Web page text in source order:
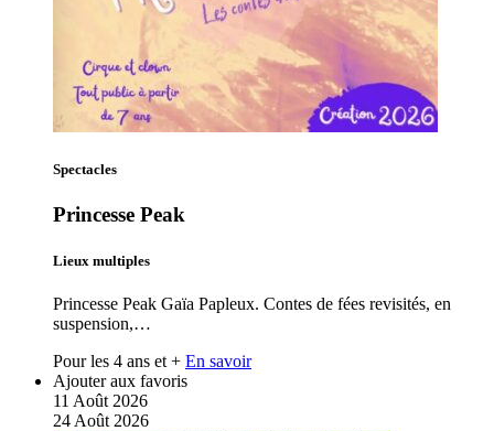
Spectacles
Princesse Peak
Lieux multiples
Princesse Peak Gaïa Papleux. Contes de fées revisités, en
suspension,…
Pour les 4 ans et + En savoir
Ajouter aux favoris
11 Août 2026
24 Août 2026